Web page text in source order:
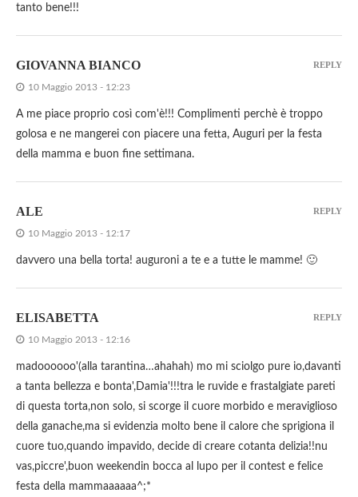
tanto bene!!!
GIOVANNA BIANCO
10 Maggio 2013 - 12:23
A me piace proprio così com'è!!! Complimenti perchè è troppo
golosa e ne mangerei con piacere una fetta, Auguri per la festa
della mamma e buon fine settimana.
REPLY
ALE
10 Maggio 2013 - 12:17
davvero una bella torta! auguroni a te e a tutte le mamme! 🙂
REPLY
ELISABETTA
10 Maggio 2013 - 12:16
madoooooo'(alla tarantina…ahahah) mo mi sciolgo pure io,davanti
a tanta bellezza e bonta',Damia'!!!tra le ruvide e frastalgiate pareti
di questa torta,non solo, si scorge il cuore morbido e meraviglioso
della ganache,ma si evidenzia molto bene il calore che sprigiona il
cuore tuo,quando impavido, decide di creare cotanta delizia!!nu
vas,piccre',buon weekendin bocca al lupo per il contest e felice
festa della mammaaaaaa^;*
REPLY